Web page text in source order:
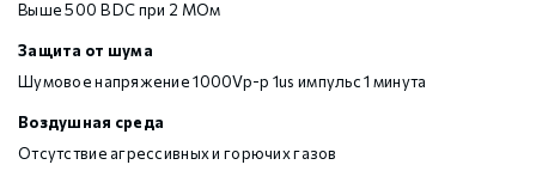
Выше 500 В DC при 2 МОм
Защита от шума
Шумовое напряжение 1000Vp-p 1us импульс 1 минута
Воздушная среда
Отсутствие агрессивных и горючих газов